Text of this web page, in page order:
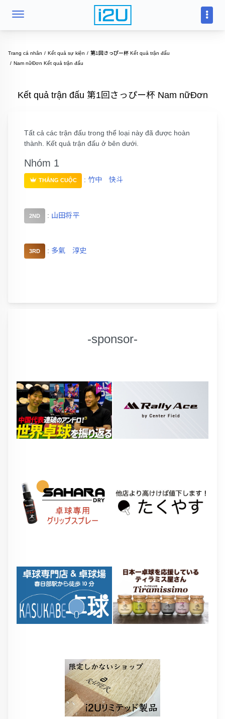
Trang cá nhân Kết quả sự kiện
第1回さっぴー杯 Kết quả trận đấu
Nam nữĐơn Kết quả trận đấu
Kết quả trận đấu 第1回さっぴー杯 Nam nữĐơn
Tất cả các trận đấu trong thể loại này đã được hoàn
thành. Kết quả trận đấu ở bên dưới.
Nhóm 1
THẮNG CUỘC : 竹中 快斗
2ND : 山田将平
3RD : 多氣 淳史
-sponsor-